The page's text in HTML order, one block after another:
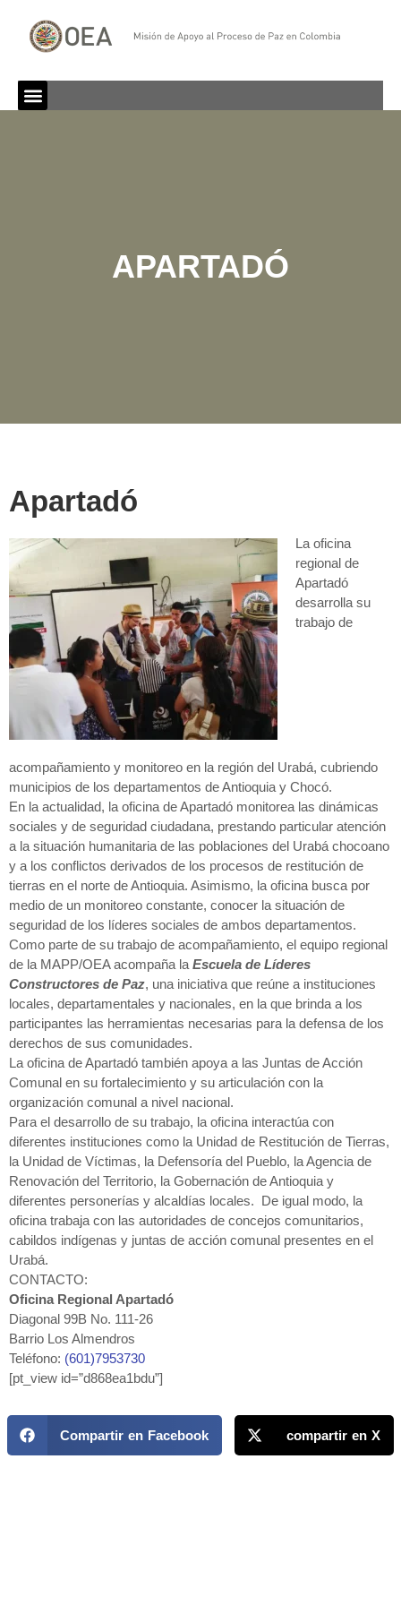
APARTADÓ
Apartadó
La oficina
regional de
Apartadó
desarrolla su
trabajo de
acompañamiento y monitoreo en la región del Urabá, cubriendo
municipios de los departamentos de Antioquia y Chocó.
En la actualidad, la oficina de Apartadó monitorea las dinámicas
sociales y de seguridad ciudadana, prestando particular atención
a la situación humanitaria de las poblaciones del Urabá chocoano
y a los conflictos derivados de los procesos de restitución de
tierras en el norte de Antioquia. Asimismo, la oficina busca por
medio de un monitoreo constante, conocer la situación de
seguridad de los líderes sociales de ambos departamentos.
Como parte de su trabajo de acompañamiento, el equipo regional
de la MAPP/OEA acompaña la Escuela de Líderes
Constructores de Paz, una iniciativa que reúne a instituciones
locales, departamentales y nacionales, en la que brinda a los
participantes las herramientas necesarias para la defensa de los
derechos de sus comunidades.
La oficina de Apartadó también apoya a las Juntas de Acción
Comunal en su fortalecimiento y su articulación con la
organización comunal a nivel nacional.
Para el desarrollo de su trabajo, la oficina interactúa con
diferentes instituciones como la Unidad de Restitución de Tierras,
la Unidad de Víctimas, la Defensoría del Pueblo, la Agencia de
Renovación del Territorio, la Gobernación de Antioquia y
diferentes personerías y alcaldías locales. De igual modo, la
oficina trabaja con las autoridades de concejos comunitarios,
cabildos indígenas y juntas de acción comunal presentes en el
Urabá.
CONTACTO:
Oficina Regional Apartadó
Diagonal 99B No. 111-26
Barrio Los Almendros
Teléfono: (601)7953730
[pt_view id=”d868ea1bdu”]
Compartir en Facebook compartir en X